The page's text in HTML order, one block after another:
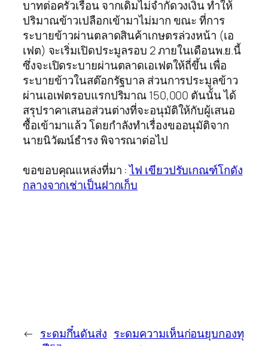
บาทต่อครัวเรือน จากเดิมไม่จำกัดวงเงิน ทำให้
ปริมาณข้าวเปลือกเข้ามาไม่มาก ขณะ ที่การ
ระบายข้าวผ่านตลาดสินค้าเกษตรล่วงหน้า (เอ
เฟต) จะเริ่มเปิดประมูลรอบ 2 ภายในเดือนพ.ย.นี้
ซึ่งจะเปิดระบายผ่านตลาดเอเฟตให้ถี่ขึ้น เพื่อ
ระบายข้าวในสต๊อกรัฐบาล ส่วนการประมูลข้าว
ผ่านเอเฟตรอบแรกปริมาณ 150,000 ตันนั้น ได้
สรุปราคาเสนอส่วนต่างที่จะอนุมัติให้กับผู้เสนอ
ซื้อเข้ามาแล้ว โดยกำลังทำเรื่องขออนุมัติจาก
นายนิวัฒน์ธำรง พิจารณาต่อไป
ขอขอบคุณแหล่งที่มา :ไฟ เขียวปรับเกณฑ์โกดัง
กลางจากเช่าเป็นฝากเก็บ
← ระดมกึ๋นดันส่ง ระดมความเห็นก่อนยุบกองทุ